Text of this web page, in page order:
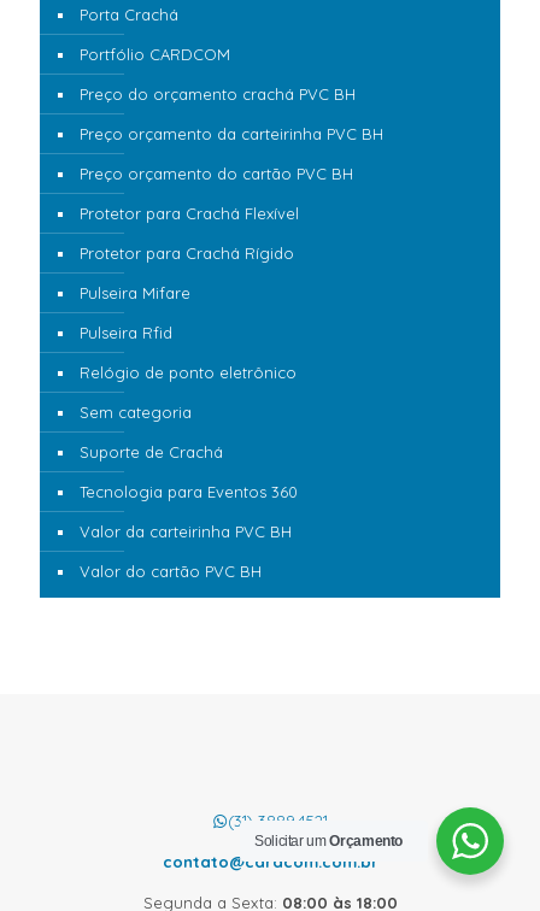
Porta Crachá
Portfólio CARDCOM
Preço do orçamento crachá PVC BH
Preço orçamento da carteirinha PVC BH
Preço orçamento do cartão PVC BH
Protetor para Crachá Flexível
Protetor para Crachá Rígido
Pulseira Mifare
Pulseira Rfid
Relógio de ponto eletrônico
Sem categoria
Suporte de Crachá
Tecnologia para Eventos 360
Valor da carteirinha PVC BH
Valor do cartão PVC BH
(31) 3889.4521
contato@cardcom.com.br
Segunda a Sexta: 08:00 às 18:00
Solicitar umOrçamento